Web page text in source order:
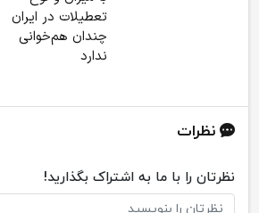
تعطیلات در ایران
چندان هم‌خوانی
ندارد
نظرات
نظرتان را با ما به اشتراک بگذارید!